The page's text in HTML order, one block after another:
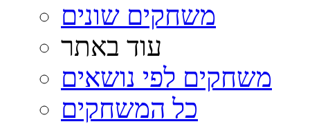
משחקים שונים
עוד באתר
משחקים לפי נושאים
כל המשחקים